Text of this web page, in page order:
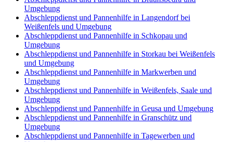
Umgebung
Abschleppdienst und Pannenhilfe in Langendorf bei
Weißenfels und Umgebung
Abschleppdienst und Pannenhilfe in Schkopau und
Umgebung
Abschleppdienst und Pannenhilfe in Storkau bei Weißenfels
und Umgebung
Abschleppdienst und Pannenhilfe in Markwerben und
Umgebung
Abschleppdienst und Pannenhilfe in Weißenfels, Saale und
Umgebung
Abschleppdienst und Pannenhilfe in Geusa und Umgebung
Abschleppdienst und Pannenhilfe in Granschütz und
Umgebung
Abschleppdienst und Pannenhilfe in Tagewerben und